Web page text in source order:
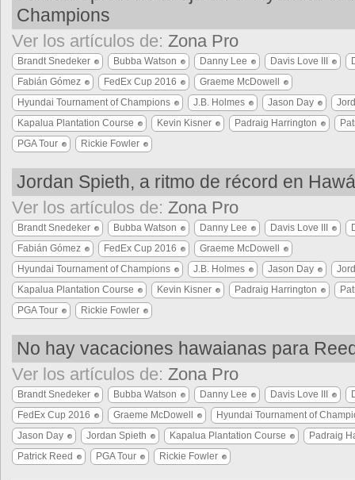
Champions
Ver los artículos de: Zona Pro
Brandt Snedeker Bubba Watson Danny Lee Davis Love III
Fabián Gómez
FedEx Cup 2016
Graeme McDowell
Hyundai Tournament of Champions
J.B. Holmes Jason Day
Kapalua Plantation Course
Kevin Kisner Padraig Harrington
PGA Tour
Rickie Fowler
Jordan Spieth, a ritmo de récord en
Ver los artículos de: Zona Pro
Brandt Snedeker Bubba Watson Danny Lee Davis Love III
Fabián Gómez
FedEx Cup 2016
Graeme McDowell
Hyundai Tournament of Champions
J.B. Holmes Jason Day
Kapalua Plantation Course
Kevin Kisner Padraig Harrington
PGA Tour
Rickie Fowler
No hay vacaciones hawaianas para
Ver los artículos de: Zona Pro
Brandt Snedeker Bubba Watson Danny Lee Davis Love III
FedEx Cup 2016
Graeme McDowell
Hyundai Tournament of
Jason Day
Jordan Spieth Kapalua Plantation Course
Padraig
Patrick Reed
PGA Tour Rickie Fowler